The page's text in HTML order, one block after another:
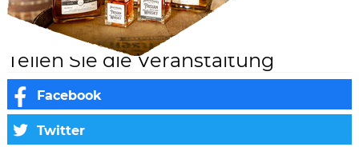
Teilen Sie die Veranstaltung